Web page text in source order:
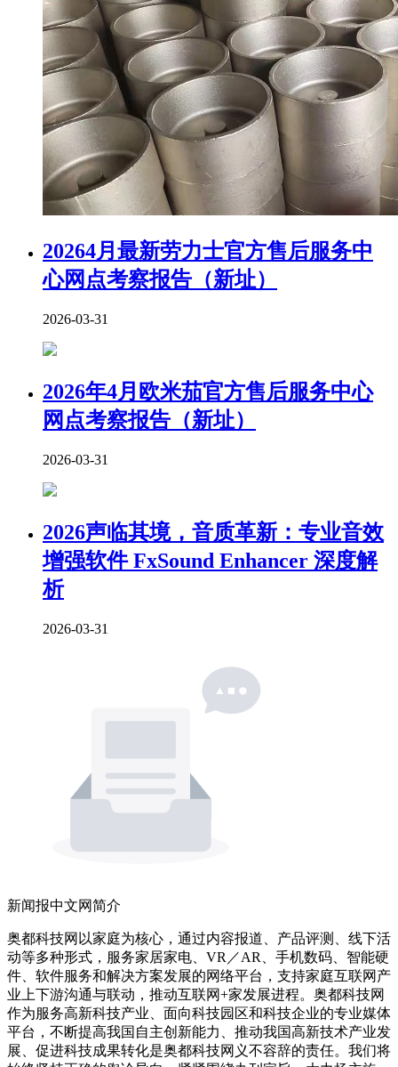
20264月最新劳力士官方售后服务中
心网点考察报告（新址）
2026-03-31
2026年4月欧米茄官方售后服务中心
网点考察报告（新址）
2026-03-31
2026声临其境，音质革新：专业音效
增强软件 FxSound Enhancer 深度解
析
2026-03-31
新闻报中文网简介
奥都科技网以家庭为核心，通过内容报道、产品评测、线下活
动等多种形式，服务家居家电、VR／AR、手机数码、智能硬
件、软件服务和解决方案发展的网络平台，支持家庭互联网产
业上下游沟通与联动，推动互联网+家发展进程。奥都科技网
作为服务高新科技产业、面向科技园区和科技企业的专业媒体
平台，不断提高我国自主创新能力、推动我国高新技术产业发
展、促进科技成果转化是奥都科技网义不容辞的责任。我们将